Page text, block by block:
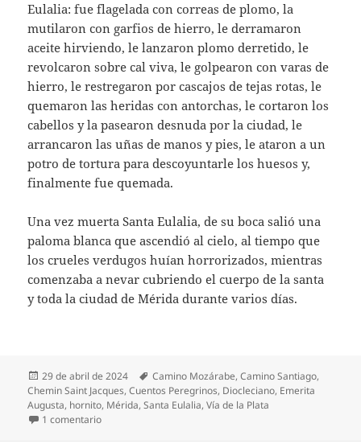
Eulalia: fue flagelada con correas de plomo, la
mutilaron con garfios de hierro, le derramaron
aceite hirviendo, le lanzaron plomo derretido, le
revolcaron sobre cal viva, le golpearon con varas de
hierro, le restregaron por cascajos de tejas rotas, le
quemaron las heridas con antorchas, le cortaron los
cabellos y la pasearon desnuda por la ciudad, le
arrancaron las uñas de manos y pies, le ataron a un
potro de tortura para descoyuntarle los huesos y,
finalmente fue quemada.
Una vez muerta Santa Eulalia, de su boca salió una
paloma blanca que ascendió al cielo, al tiempo que
los crueles verdugos huían horrorizados, mientras
comenzaba a nevar cubriendo el cuerpo de la santa
y toda la ciudad de Mérida durante varios días.
Publicado
el
29 de abril de 2024 Etiquetas
Camino Mozárabe,Camino Santiago,
Chemin Saint Jacques,Cuentos Peregrinos, Diocleciano, Emerita
Augusta, hornito, Mérida,Santa Eulalia,Vía de la Plata
1 comentarioen La niña mártir Santa Eulalia, patrona de Mérida, que